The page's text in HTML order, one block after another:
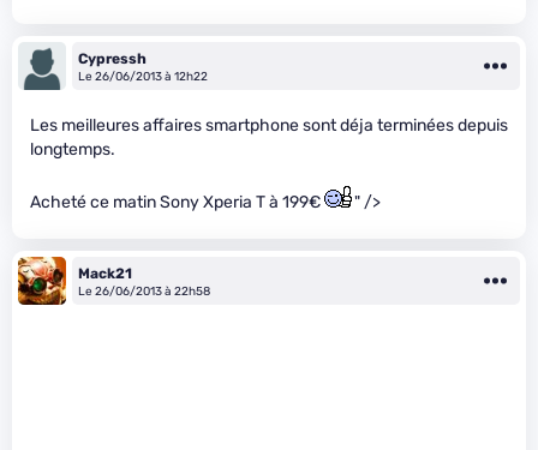
Cypressh
Le 26/06/2013 à 12h22
Les meilleures affaires smartphone sont déja terminées depuis
longtemps.
Acheté ce matin Sony Xperia T à 199€ " />
Mack21
Le 26/06/2013 à 22h58